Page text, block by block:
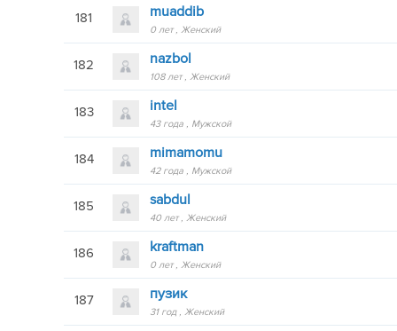
181 muaddib
0 лет Женский
182 nazbol
108 лет Женский
183 intel
43 года Мужской
184 mimamomu
42 года Мужской
185 sabdul
40 лет Женский
186 kraftman
0 лет Женский
187 пузик
31 год Женский